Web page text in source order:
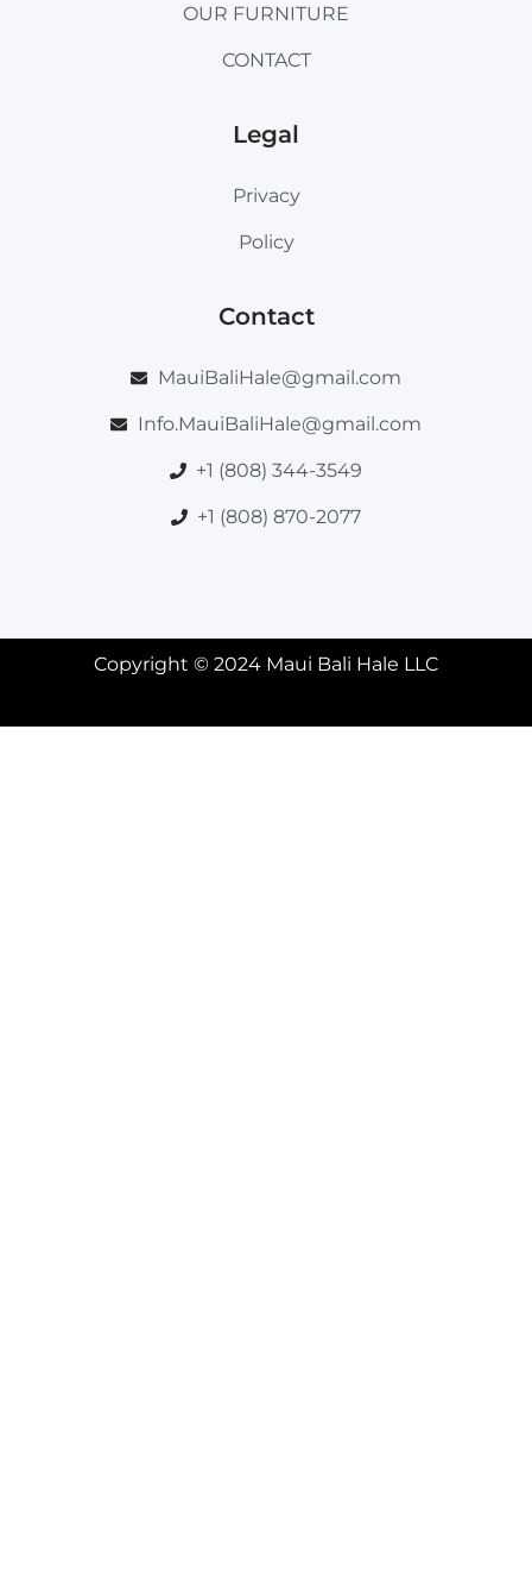
OUR FURNITURE
CONTACT
Legal
Privacy
Policy
Contact
MauiBaliHale@gmail.com
Info.MauiBaliHale@gmail.com
+1 (808) 344-3549
+1 (808) 870-2077
Copyright © 2024 Maui Bali Hale LLC